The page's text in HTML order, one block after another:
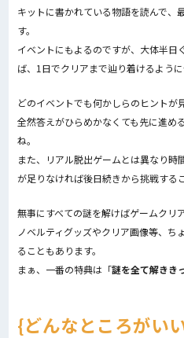
キットに書かれている物語を読んで、
す。
イベントにもよるのですが、大体半日
ば、1日でクリアまで辿り着けるように
どのイベントでも何かしらのヒントが
全然答えがひらめかなくても先に進め
ね。
また、リアル脱出ゲームとは異なり時
が足りなければ後日続きから挑戦する
無事にすべての謎を解けばゲームクリ
ノベルティグッズやクリア画像等、ち
ることもあります。
まぁ、一番の特典は「謎を全て解きき
どんなところがい